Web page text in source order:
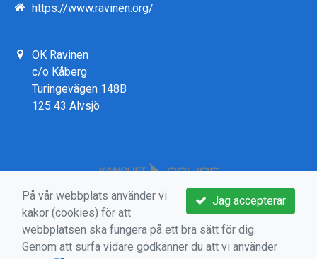
https://www.ravinen.org/
OK Ravinen
c/o Kåberg
Turingevägen 148B
125 43 Älvsjö
Jag accepterar
På vår webbplats använder vi
kakor (cookies) för att
webbplatsen ska fungera på ett bra sätt för dig.
Genom att surfa vidare godkänner du att vi använder